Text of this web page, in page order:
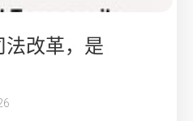
法改革，是